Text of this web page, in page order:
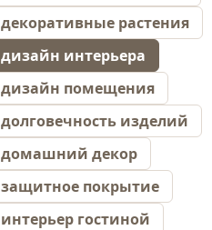
декоративные растения
дизайн интерьера
дизайн помещения
долговечность изделий
домашний декор
защитное покрытие
интерьер гостиной